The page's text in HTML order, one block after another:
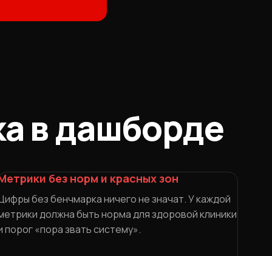
в дашборде
без норм и красных зон
без бенчмарка ничего не значат. У каждой
должна быть норма для здоровой клиники
порог «пора звать систему».